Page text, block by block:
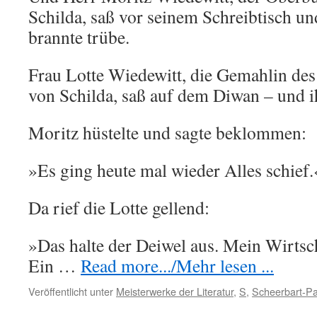
Schilda, saß vor seinem Schreibtisch
brannte trübe.
Frau Lotte Wiedewitt, die Gemahlin
von Schilda, saß auf dem Diwan – und
Moritz hüstelte und sagte beklommen:
»Es ging heute mal wieder Alles
Da rief die Lotte gellend:
»Das halte der Deiwel aus. Mein
Ein … Read more.../Mehr lesen ...
Veröffentlicht unter Meisterwerke der Literatur, S, Scheerbart-